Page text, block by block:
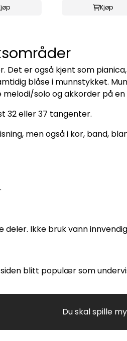
Kjøp
er også kjent som
blåse i munnstykket.
solo og akkorder på
32 eller 37 tangenter.
men også i kor, band,
Ikke bruk vann
blitt populær som
Du skal spille